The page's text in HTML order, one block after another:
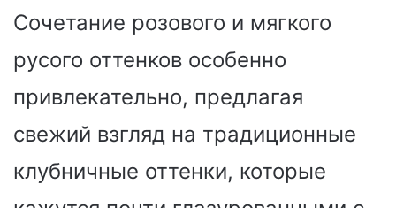
Сочетание розового и мягкого
русого оттенков особенно
привлекательно, предлагая
свежий взгляд на традиционные
клубничные оттенки, которые